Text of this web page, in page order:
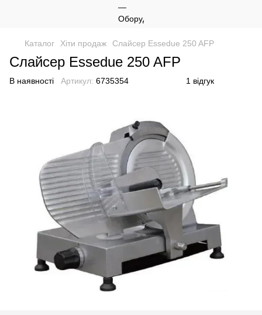
Каталог Хіти продаж Слайсер Essedue 250 AFP
Слайсер Essedue 250 AFP
В наявності Артикул: 6735354 1 відгук